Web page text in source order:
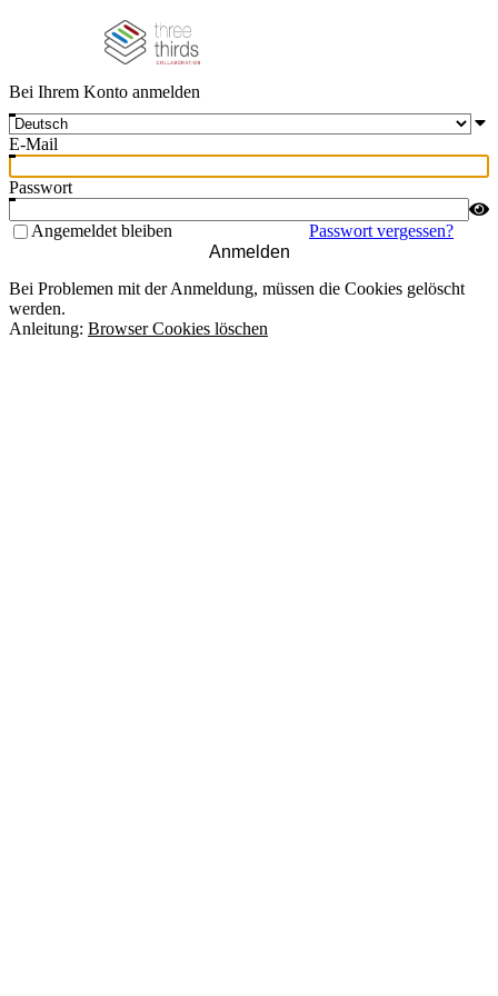
Bei Ihrem Konto anmelden
E-Mail
Passwort
Angemeldet bleiben
Passwort vergessen?
Anmelden
Bei Problemen mit der Anmeldung, müssen die Cookies gelöscht
werden.
Anleitung: Browser Cookies löschen